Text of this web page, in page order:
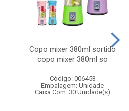
Copo mixer 380ml sortido
copo mixer 380ml so
Código: 006453
Embalagem: Unidade
Caixa Com: 30 Unidade(s)